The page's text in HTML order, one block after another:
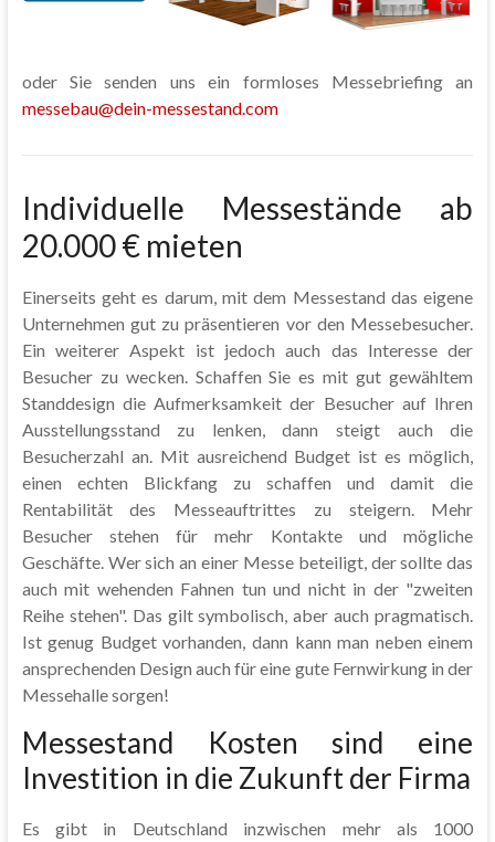
oder Sie senden uns ein formloses Messebriefing an
messebau@dein-messestand.com
Individuelle Messestände ab
20.000 € mieten
Einerseits geht es darum, mit dem Messestand das eigene
Unternehmen gut zu präsentieren vor den Messebesucher.
Ein weiterer Aspekt ist jedoch auch das Interesse der
Besucher zu wecken. Schaffen Sie es mit gut gewähltem
Standdesign die Aufmerksamkeit der Besucher auf Ihren
Ausstellungsstand zu lenken, dann steigt auch die
Besucherzahl an. Mit ausreichend Budget ist es möglich,
einen echten Blickfang zu schaffen und damit die
Rentabilität des Messeauftrittes zu steigern. Mehr
Besucher stehen für mehr Kontakte und mögliche
Geschäfte. Wer sich an einer Messe beteiligt, der sollte das
auch mit wehenden Fahnen tun und nicht in der "zweiten
Reihe stehen". Das gilt symbolisch, aber auch pragmatisch.
Ist genug Budget vorhanden, dann kann man neben einem
ansprechenden Design auch für eine gute Fernwirkung in der
Messehalle sorgen!
Messestand Kosten sind eine
Investition in die Zukunft der Firma
Es gibt in Deutschland inzwischen mehr als 1000